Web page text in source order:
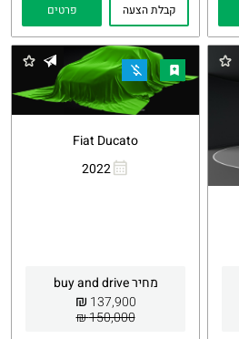
קבלת הצעה פרטים
Fiat Ducato
2022
מחיר buy and drive
137,900
₪
150,000 ₪
Whatsapp